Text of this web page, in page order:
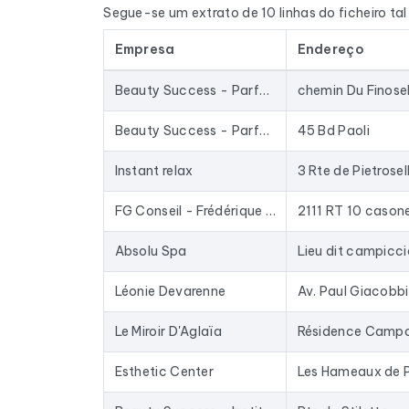
e o nome do dirigente, através de um
Os dados são extraídos do Google Maps e
armazenados numa base de dados há anos:
belezaou enriquecer o seu CRM com dados
plataformas de e-mail existentes no mercado.
d'esthétique, Salon de manucure, Coiffeur à
Segue-se um extrato de 10 linhas do ficheiro
Empresa Endereço
Beauty Success - Parfumerie & Institut
Beauty Success - Parfumerie & Institut 45 Bd Paoli
Instant relax 3 Rte de
FG Conseil - Frédérique Grondein 2111 RT 10
Absolu Spa Lieu dit
Léonie Devarenne Av. Paul Giacobbi
Le Miroir D'Aglaïa
Esthetic Center